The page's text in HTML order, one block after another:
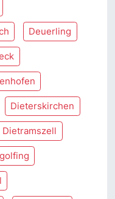
Deuerling
Dieterskirchen
Dietramszell